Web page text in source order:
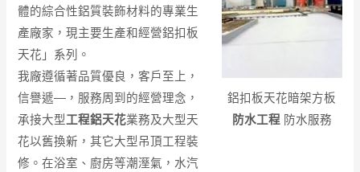
鋁扣板天花暗架方板
防水工程防水服務
體的綜合性鋁質裝飾材料的專業生
產廠家，現主要生產和經營鋁扣板
天花」系列。
我廠遵循著品質優良，客戶至上，
信譽遞―，服務周到的經營理念，
承接大型工程鋁天花業務及大型天
花以舊換新，其它大型吊頂工程裝
修。在浴室、廚房等潮溼氣，水汽